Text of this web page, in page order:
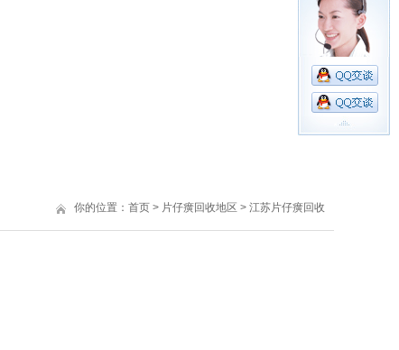
你的位置： 首页 > 片仔癀回收地区 > 江苏片仔癀回收